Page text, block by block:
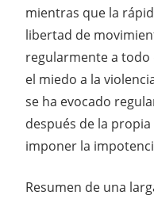
mientras que la
libertad de
regularmente a todo
el miedo a la
se ha evocado
después de la
imponer la
Resumen de una